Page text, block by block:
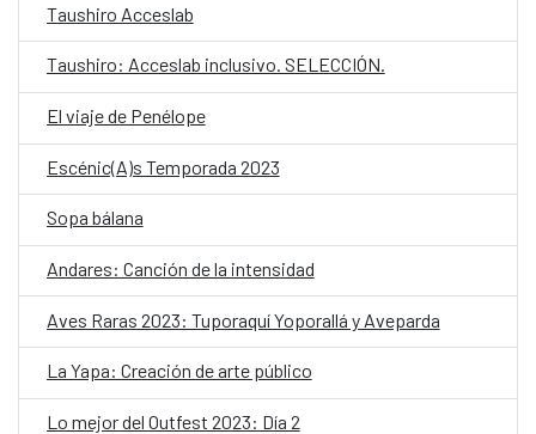
Taushiro Acceslab
Taushiro: Acceslab inclusivo. SELECCIÓN.
El viaje de Penélope
Escénic(A)s Temporada 2023
Sopa bálana
Andares: Canción de la intensidad
Aves Raras 2023: Tuporaquí Yoporallá y Aveparda
La Yapa: Creación de arte público
Lo mejor del Outfest 2023: Día 2